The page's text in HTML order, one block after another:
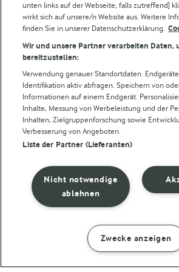
ZUBEREITUNG
Folge uns!
Cookie Wahl wieder öffnen
Datenschutzbestimmungen
unten links auf der Webseite, falls zutreffend]
wirkt sich auf unsere/n Website aus. Weitere
finden Sie in unserer Datenschutzerklärung.
Wir und unsere Partner verarbeiten Daten,
bereitzustellen:
Verwendung genauer Standortdaten.
Identifikation aktiv abfragen. Speichern von
Informationen auf einem Endgerät.
Inhalte, Messung von Werbeleistung und der
Inhalten, Zielgruppenforschung sowie
Verbesserung von Angeboten.
Liste der Partner (Lieferanten)
Nicht notwendige
ablehnen
Zwecke anzeigen